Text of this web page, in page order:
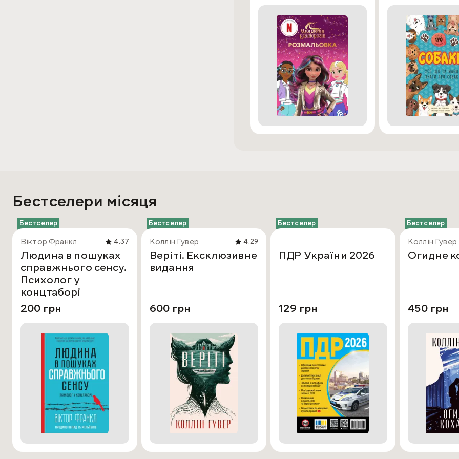
Бестселери місяця
Бестселер
Віктор Франкл 4.37
Людина в пошуках
справжнього сенсу.
Психолог у
концтаборі
200 грн
Бестселер
Коллін Гувер 4.29
Веріті. Ексклюзивне
видання
600 грн
Бестселер
ПДР України 2026
129 грн
Бестселер
Коллін Гувер
Огидне
450 грн